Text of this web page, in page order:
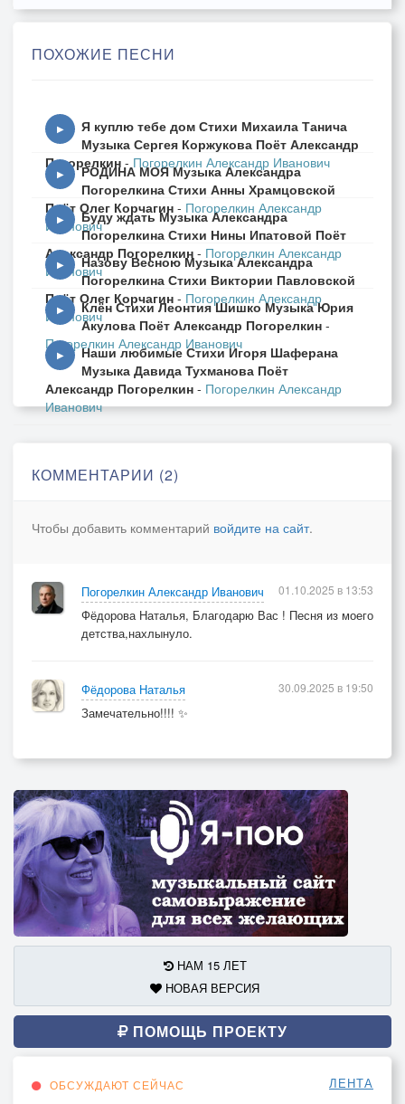
ПОХОЖИЕ ПЕСНИ
▶
Я куплю тебе дом Стихи Михаила Танича
Музыка Сергея Коржукова Поёт Александр
Погорелкин - Погорелкин Александр Иванович
▶
РОДИНА МОЯ Музыка Александра
Погорелкина Стихи Анны Храмцовской
Поёт Олег Корчагин - Погорелкин Александр
Иванович
▶
Буду ждать Музыка Александра
Погорелкина Стихи Нины Ипатовой Поёт
Александр Погорелкин - Погорелкин Александр
Иванович
▶
Назову Весною Музыка Александра
Погорелкина Стихи Виктории Павловской
Поёт Олег Корчагин - Погорелкин Александр
Иванович
▶
Клён Стихи Леонтия Шишко Музыка Юрия
Акулова Поёт Александр Погорелкин -
Погорелкин Александр Иванович
▶
Наши любимые Стихи Игоря Шаферана
Музыка Давида Тухманова Поёт
Александр Погорелкин - Погорелкин Александр
Иванович
КОММЕНТАРИИ (2)
Чтобы добавить комментарий войдите на сайт.
Погорелкин Александр Иванович
Фёдорова Наталья, Благодарю Вас ! Песня из моего
детства,нахлынуло.
01.10.2025 в 13:53
Фёдорова Наталья
Замечательно!!!! ✨
30.09.2025 в 19:50
НАМ 15 ЛЕТ
НОВАЯ ВЕРСИЯ
ПОМОЩЬ ПРОЕКТУ
ОБСУЖДАЮТ СЕЙЧАС ЛЕНТА